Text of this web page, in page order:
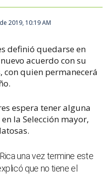
2019, 10:19 AM
definió quedarse en
acuerdo con su
con quien permanecerá
espera tener alguna
la Selección mayor,
una vez termine este
que no tiene el